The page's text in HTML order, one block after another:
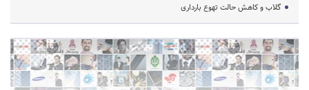
گلاب و کاهش حالت تهوع بارداری